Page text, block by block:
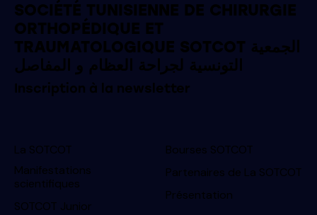
SOCIÉTÉ TUNISIENNE DE CHIRURGIE
ORTHOPÉDIQUE ET
TRAUMATOLOGIQUE SOTCOT الجمعية
التونسية لجراحة العظام و المفاصل
Inscription à la newsletter
La SOTCOT
Manifestations
scientifiques
SOTCOT Junior
Bourses SOTCOT
Partenaires de La SOTCOT
Présentation